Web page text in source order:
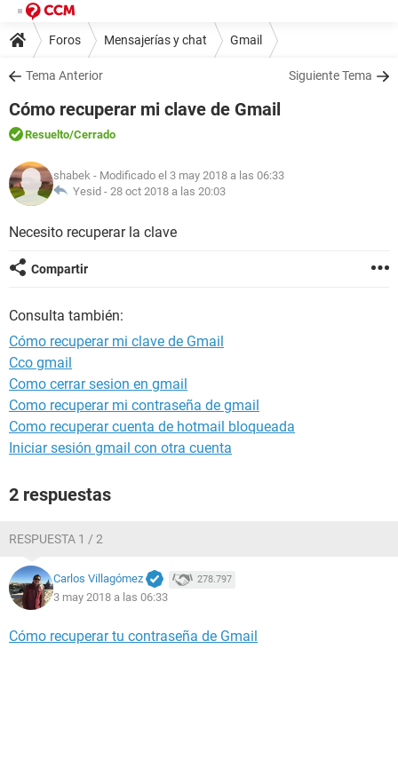
Foros Mensajerías y chat Gmail
Tema Anterior Siguiente Tema
Cómo recuperar mi clave de Gmail
Resuelto/Cerrado
shabek - Modificado el 3 may 2018 a las 06:33
Yesid - 28 oct 2018 a las 20:03
Necesito recuperar la clave
Compartir
Consulta también:
Cómo recuperar mi clave de Gmail
Cco gmail
Como cerrar sesion en gmail
Como recuperar mi contraseña de gmail
Como recuperar cuenta de hotmail bloqueada
Iniciar sesión gmail con otra cuenta
2 respuestas
RESPUESTA 1 / 2
Carlos Villagómez 278.797
3 may 2018 a las 06:33
Cómo recuperar tu contraseña de Gmail